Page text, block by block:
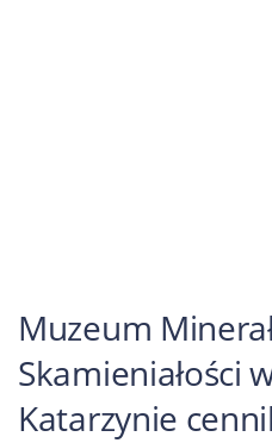
Muzeum
Skamieniałości
Katarzynie